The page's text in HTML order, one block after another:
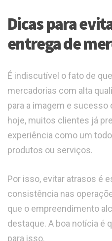
Dicas para
entrega de
É indiscutível o fato de
mercadorias com alta
para a imagem e sucesso
hoje, muitos clientes já
experiência como um
produtos ou serviços.
Por isso, evitar atrasos é
consistência nas
que o empreendimento
destaque. A boa notícia é
para isso.